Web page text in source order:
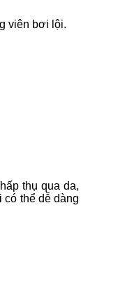
viên bơi lội.
thụ qua da,
thể dễ dàng